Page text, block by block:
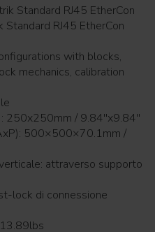
di segnale: Neutrik Standard RJ45 EtherCon
Neutrik Standard RJ45 EtherCon
with blocks,
mechanics, calibration
250x250mm / 9.84''x9.84''
500×500×70.1mm /
supporto